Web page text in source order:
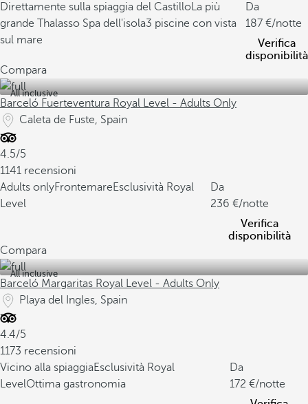
Direttamente sulla spiaggia del CastilloLa più
grande Thalasso Spa dell'isola3 piscine con vista
sul mare
Da
187
/notte
Verifica
disponibilità
Compara
All inclusive
Barceló Fuerteventura Royal Level - Adults Only
Caleta de Fuste, Spain
4.5/5
1141 recensioni
Adults onlyFrontemareEsclusività Royal
Level
Da
236
/notte
Verifica
disponibilità
Compara
All inclusive
Barceló Margaritas Royal Level - Adults Only
Playa del Ingles, Spain
4.4/5
1173 recensioni
Vicino alla spiaggiaEsclusività Royal
LevelOttima gastronomia
Da
172
/notte